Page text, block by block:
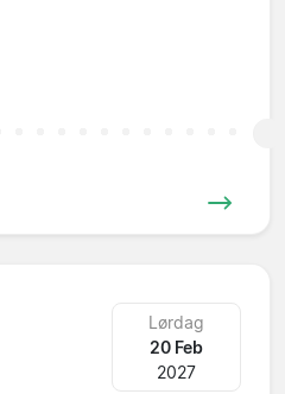
Lørdag
20 Feb
2027